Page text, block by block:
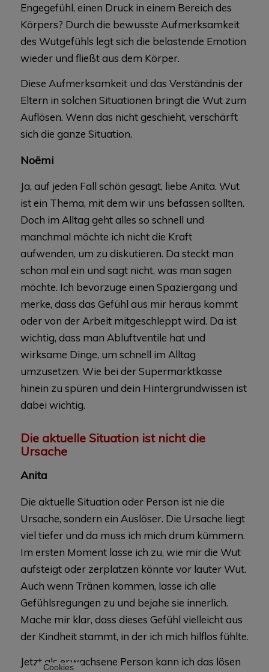
Engegefühl, einen Druck in einem Bereich des
Körpers? Durch die bewusste Aufmerksamkeit
des Wutgefühls legt sich die belastende Emotion
wieder und fließt aus dem Körper.
Diese Aufmerksamkeit und das Verständnis der
Eltern in solchen Situationen bringt die Wut zum
Auflösen. Wenn das nicht geschieht, verschärft
sich die ganze Situation.
Noëmi
Ja, auf jeden Fall schön gesagt, liebe Anita. Wut
ist ein Thema, mit dem wir uns befassen sollten.
Doch im Alltag geht alles so schnell und
manchmal möchte ich nicht die Kraft
aufwenden, um zu diskutieren. Da steckt man
schon mal ein und sagt nicht, was man sagen
möchte. Ich bevorzuge einen Spaziergang und
merke, dass das Gefühl aus mir heraus kommt
oder von der Arbeit mitgeschleppt wird. Da ist
wichtig, dass man Abluftventile hat und
wirksame Dinge, um schnell im Alltag
umzusetzen. Wie bei der Supermarktkasse
hinein zu spüren und dein Hintergrundwissen ist
dabei wichtig.
Die aktuelle Situation ist nicht die
Ursache
Anita
Die aktuelle Situation oder Person ist nie die
Ursache, sondern ein Auslöser. Die Ursache liegt
viel tiefer und da muss ich mich drum kümmern.
Im ersten Moment lasse ich zu, wie mir die Wut
aufsteigt oder zerplatzen könnte vor lauter Wut.
Auch wenn Tränen kommen, lasse ich alle
Gefühlsregungen zu und bejahe sie innerlich.
Mache mir klar, dass dieses Gefühl vielleicht aus
der Kindheit stammt, in der ich mich hilflos fühlte.
Jetzt als erwachsene Person kann ich das lösen
Cookies